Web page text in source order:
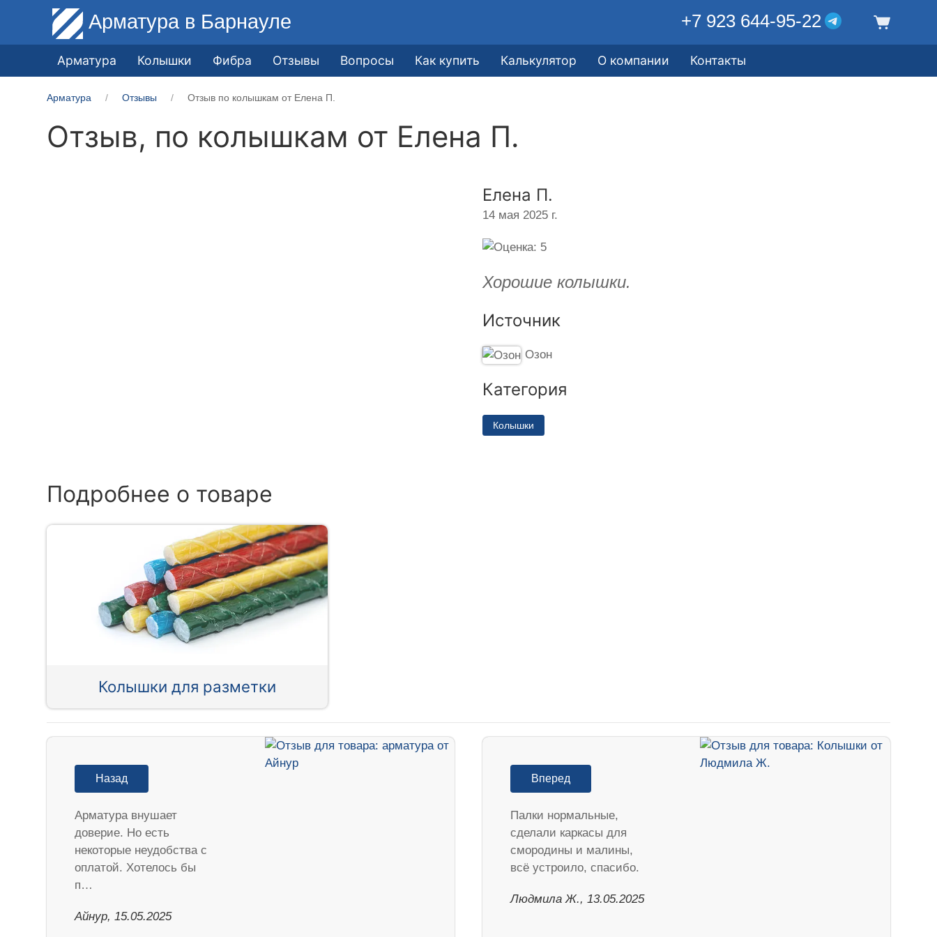
Арматура в Барнауле +7 923 644-95-22
Арматура Колышки Фибра Отзывы Вопросы Как купить Калькулятор О компании Контакты
Арматура Отзывы Отзыв по колышкам от Елена П.
Отзыв, по колышкам от Елена П.
Елена П.
14 мая 2025 г.
Хорошие колышки.
Источник
Озон
Категория
Колышки
Подробнее о товаре
Колышки для разметки
Назад
Арматура внушает
доверие. Но есть
некоторые неудобства с
оплатой. Хотелось бы
п…
Айнур, 15.05.2025
Вперед
Палки нормальные,
сделали каркасы для
смородины и малины,
всё устроило, спасибо.
Людмила Ж., 13.05.2025